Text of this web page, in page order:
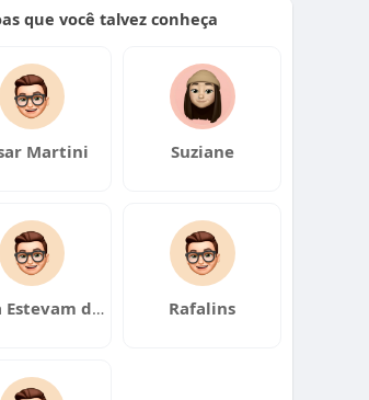
que você talvez conheça
Martini Suziane
Layla Estevam da Silva Rafalins